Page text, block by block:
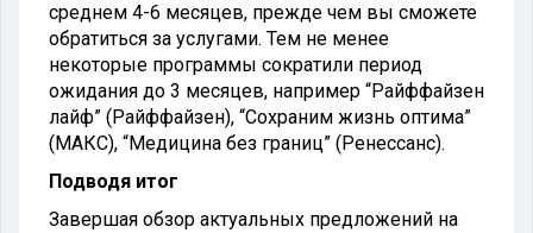
среднем 4-6 месяцев, прежде чем вы сможете
обратиться за услугами. Тем не менее
некоторые программы сократили период
ожидания до 3 месяцев, например “Райффайзен
лайф” (Райффайзен), “Сохраним жизнь оптима”
(МАКС), “Медицина без границ” (Ренессанс).
Подводя итог
Завершая обзор актуальных предложений на